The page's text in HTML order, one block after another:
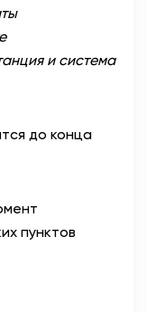
и система
до конца
пунктов